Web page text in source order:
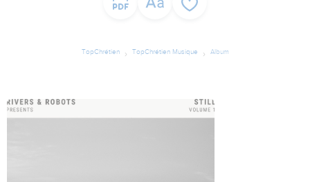
TopChrétien TopChrétien Musique Album